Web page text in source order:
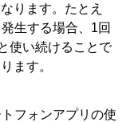
ります。たとえ
生する場合、1回
使い続けることで
ます。
フォンアプリの使